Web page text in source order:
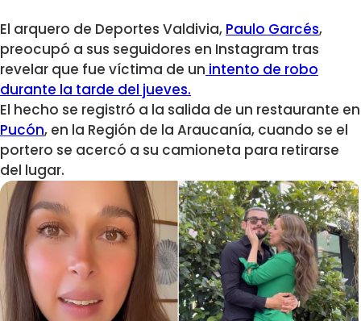
El arquero de Deportes Valdivia, Paulo Garcés,
preocupó a sus seguidores en Instagram tras
revelar que fue víctima de un intento de robo
durante la tarde del jueves.
El hecho se registró a la salida de un restaurante en
Pucón, en la Región de la Araucanía, cuando se el
portero se acercó a su camioneta para retirarse
del lugar.